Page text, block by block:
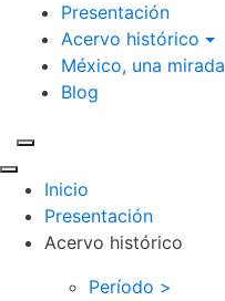
Presentación
Acervo histórico
México, una mirada
Blog
Inicio
Presentación
Acervo histórico
Período >